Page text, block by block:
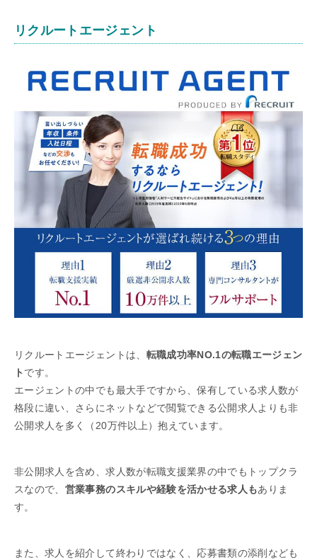
リクルートエージェント
リクルートエージェントは、 転職成功率NO.1の転職エージェン
ト です。
エージェントの中でも最大手ですから、保有している求人数が
格段に違い、さらにネットなどで閲覧できる公開求人よりも非
公開求人を多く（20万件以上）抱えています。
非公開求人を含め、求人数が転職支援業界の中でもトップクラ
スなので、 営業事務のスキルや経験を活かせる求人もありま
す。
また、求人を紹介して終わりではなく、応募書類の添削なども